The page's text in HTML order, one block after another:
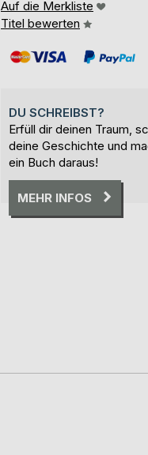
Auf die Merkliste
Titel bewerten
DU SCHREIBST?
Erfüll dir deinen Traum,
deine Geschichte und
ein Buch daraus!
MEHR INFOS